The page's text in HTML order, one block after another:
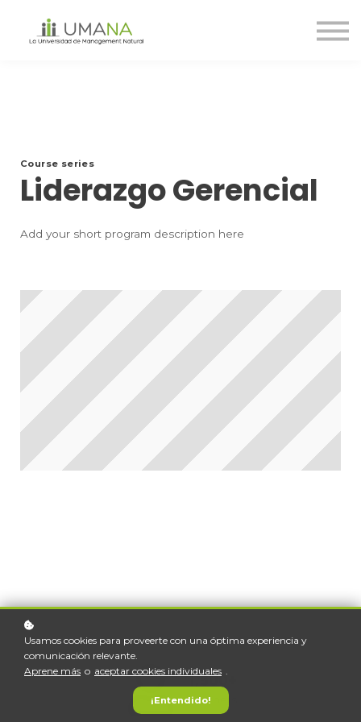
Nosotros
Course series
Liderazgo Gerencial
Add your short program description here
1,500+
Learners
Usamos cookies para proveerte con una óptima experiencia y
comunicación relevante.
Aprene más o aceptar cookies individuales .
¡Entendido!